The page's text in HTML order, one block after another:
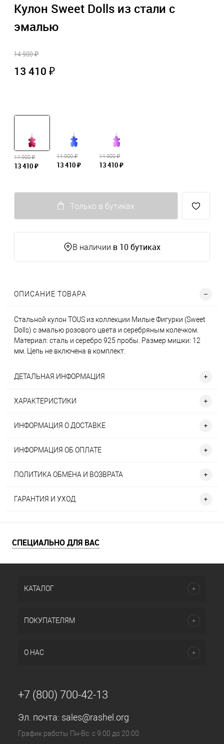
Кулон Sweet Dolls из стали с
эмалью
14 900 ₽
13 410 ₽
14 900 ₽
13 410 ₽
14 900 ₽
13 410 ₽
14 900 ₽
13 410 ₽
Только в бутиках
В наличии в 10 бутиках
ОПИСАНИЕ ТОВАРА
Стальной кулон TOUS из коллекции Милые Фигурки (Sweet
Dolls) с эмалью розового цвета и серебряным колечком.
Материал: сталь и серебро 925 пробы. Размер мишки: 12
мм. Цепь не включена в комплект.
ДЕТАЛЬНАЯ ИНФОРМАЦИЯ
ХАРАКТЕРИСТИКИ
ИНФОРМАЦИЯ О ДОСТАВКЕ
ИНФОРМАЦИЯ ОБ ОПЛАТЕ
ПОЛИТИКА ОБМЕНА И ВОЗВРАТА
ГАРАНТИЯ И УХОД
СПЕЦИАЛЬНО ДЛЯ ВАС
КАТАЛОГ
ПОКУПАТЕЛЯМ
О НАС
+7 (800) 700-42-13
Эл. почта: sales@rashel.org
График работы Пн-Вс: с 9:00 до 20:00